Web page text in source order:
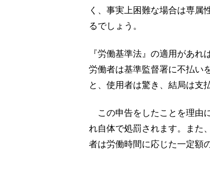
く、事実上困難な場合は専属
るでしょう。
『労働基準法』の適用があれ
労働者は基準監督署に不払い
と、使用者は驚き、結局は支
この申告をしたことを理由
れ自体で処罰されます。また
者は労働時間に応じた一定額